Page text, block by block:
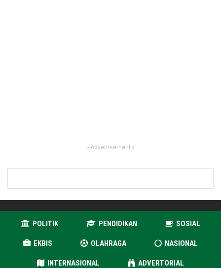
- Advertisement -
POLITIK PENDIDIKAN SOSIAL
EKBIS OLAHRAGA NASIONAL
INTERNASIONAL ADVERTORIAL